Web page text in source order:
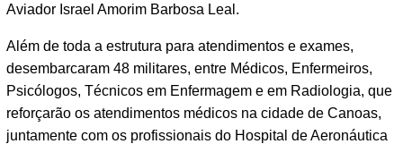
Aviador Israel Amorim Barbosa Leal.
Além de toda a estrutura para atendimentos e exames,
desembarcaram 48 militares, entre Médicos, Enfermeiros,
Psicólogos, Técnicos em Enfermagem e em Radiologia, que
reforçarão os atendimentos médicos na cidade de Canoas,
juntamente com os profissionais do Hospital de Aeronáutica